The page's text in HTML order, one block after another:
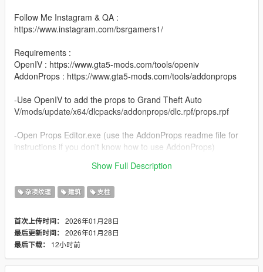
Follow Me Instagram & QA :
https://www.instagram.com/bsrgamers1/
Requirements :
OpenIV : https://www.gta5-mods.com/tools/openiv
AddonProps : https://www.gta5-mods.com/tools/addonprops
-Use OpenIV to add the props to Grand Theft Auto
V/mods/update/x64/dlcpacks/addonprops/dlc.rpf/props.rpf
-Open Props Editor.exe (use the AddonProps readme file for
instructions if you don't know how to use AddonProps)
Show Full Description
杂项纹理 建筑 支柱
首次上传时间： 2026年01月28日
最后更新时间： 2026年01月28日
最后下载：
12小时前